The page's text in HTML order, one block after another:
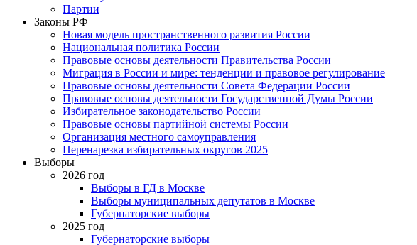
Партии
Законы РФ
Новая модель пространственного развития России
Национальная политика России
Правовые основы деятельности Правительства России
Миграция в России и мире: тенденции и правовое регулирование
Правовые основы деятельности Совета Федерации России
Правовые основы деятельности Государственной Думы России
Избирательное законодательство России
Правовые основы партийной системы России
Организация местного самоуправления
Перенарезка избирательных округов 2025
Выборы
2026 год
Выборы в ГД в Москве
Выборы муниципальных депутатов в Москве
Губернаторские выборы
2025 год
Губернаторские выборы